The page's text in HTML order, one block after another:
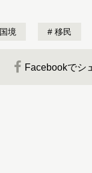
国境 移民
Facebookでシ